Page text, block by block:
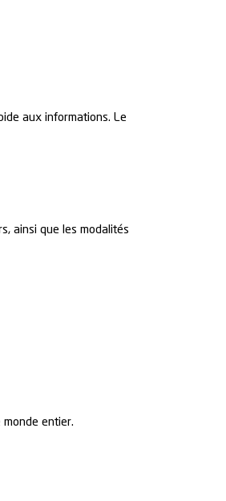
aux informations. Le
ainsi que les modalités
monde entier.